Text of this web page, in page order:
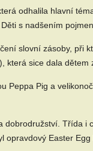
odhalila hlavní
s nadšením
slovní zásoby, při
která sice dala
Peppa Pig a
Třída i
opravdový Easter